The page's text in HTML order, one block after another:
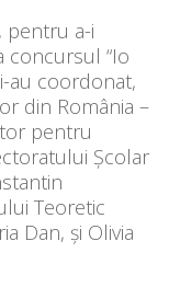
pentru a-i
concursul “Io
au coordonat,
din România –
pentru
Şcolar
Teoretic
Dan, şi Olivia